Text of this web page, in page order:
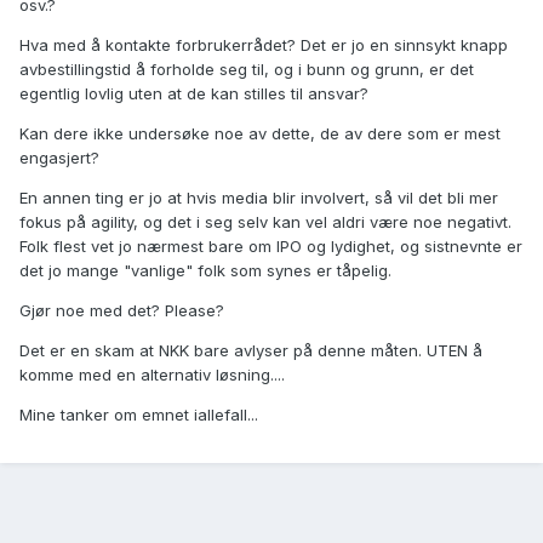
osv.?
Hva med å kontakte forbrukerrådet? Det er jo en sinnsykt knapp
avbestillingstid å forholde seg til, og i bunn og grunn, er det
egentlig lovlig uten at de kan stilles til ansvar?
Kan dere ikke undersøke noe av dette, de av dere som er mest
engasjert?
En annen ting er jo at hvis media blir involvert, så vil det bli mer
fokus på agility, og det i seg selv kan vel aldri være noe negativt.
Folk flest vet jo nærmest bare om IPO og lydighet, og sistnevnte er
det jo mange "vanlige" folk som synes er tåpelig.
Gjør noe med det? Please?
Det er en skam at NKK bare avlyser på denne måten. UTEN å
komme med en alternativ løsning....
Mine tanker om emnet iallefall...